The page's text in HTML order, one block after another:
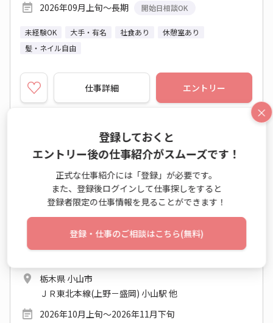
2026年09月上旬～長期
開始日相談OK
未経験OK 大手・有名 社食あり
休憩室あり
髪・ネイル自由
仕事詳細 エントリー
派遣
＜小山市/期間限定＞葉たばこの試料調製業務
研究開発業務
月収例 207,090円～214,760円
栃木県 小山市
ＪＲ東北本線(上野－盛岡) 小山駅 他
2026年10月上旬～2026年11月下旬
×
登録しておくと
エントリー後の仕事紹介がスムーズです！
正式な仕事紹介には「登録」が必要です。
また、登録後ログインして仕事探しをすると
登録者限定の仕事情報を見ることができます！
登録・仕事のご相談はこちら(無料)